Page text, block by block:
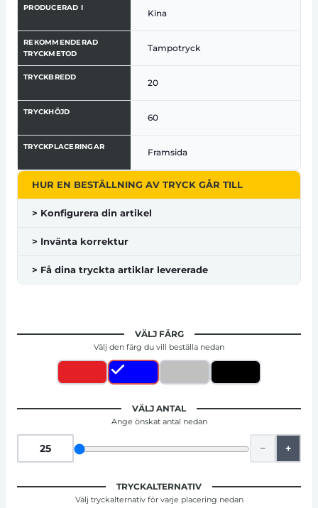
PRODUCERAD I
Kina
REKOMMENDERAD
TRYCKMETOD
Tampotryck
TRYCKBREDD
20
TRYCKHÖJD
60
TRYCKPLACERINGAR
Framsida
HUR EN BESTÄLLNING AV TRYCK GÅR TILL
> Konfigurera din artikel
> Invänta korrektur
> Få dina tryckta artiklar levererade
VÄLJ FÄRG
Välj den färg du vill beställa nedan
VÄLJ ANTAL
Ange önskat antal nedan
− +
TRYCKALTERNATIV
Välj tryckalternativ för varje placering nedan